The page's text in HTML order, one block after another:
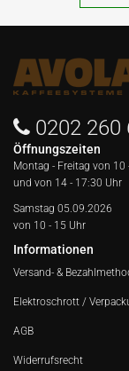
0202 260
Öffnungszeiten
Montag - Freitag von 10
und von 14 - 17:30 Uhr
Samstag 05.09.2026
von 10 - 15 Uhr
Informationen
Versand- &
Elektroschrott /
AGB
Widerrufsrecht